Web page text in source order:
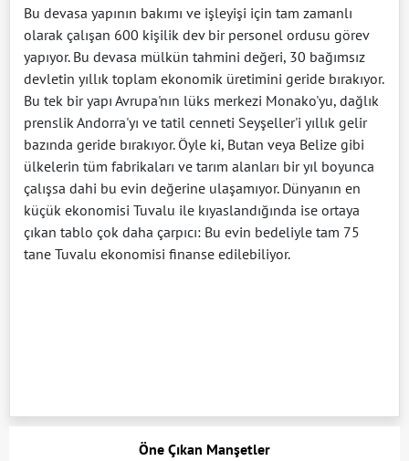
Bu devasa yapının bakımı ve işleyişi için tam zamanlı
olarak çalışan 600 kişilik dev bir personel ordusu görev
yapıyor. Bu devasa mülkün tahmini değeri, 30 bağımsız
devletin yıllık toplam ekonomik üretimini geride bırakıyor.
Bu tek bir yapı Avrupa'nın lüks merkezi Monako'yu, dağlık
prenslik Andorra'yı ve tatil cenneti Seyşeller'i yıllık gelir
bazında geride bırakıyor. Öyle ki, Butan veya Belize gibi
ülkelerin tüm fabrikaları ve tarım alanları bir yıl boyunca
çalışsa dahi bu evin değerine ulaşamıyor. Dünyanın en
küçük ekonomisi Tuvalu ile kıyaslandığında ise ortaya
çıkan tablo çok daha çarpıcı: Bu evin bedeliyle tam 75
tane Tuvalu ekonomisi finanse edilebiliyor.
Öne Çıkan Manşetler